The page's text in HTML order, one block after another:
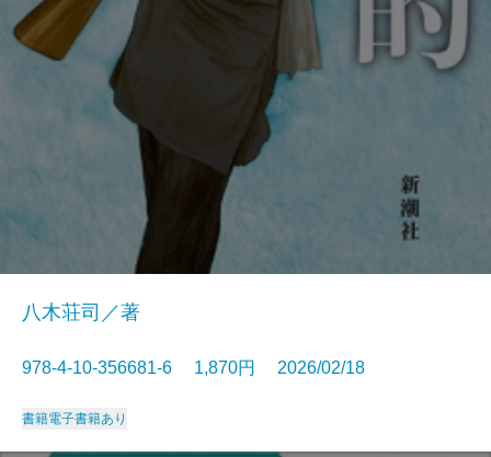
八木荘司／著
978-4-10-356681-6 1,870円 2026/02/18
書籍電子書籍あり